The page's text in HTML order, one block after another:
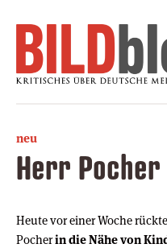
neu
Herr
Heute vor einer Woche
Pocherin die Nähe von